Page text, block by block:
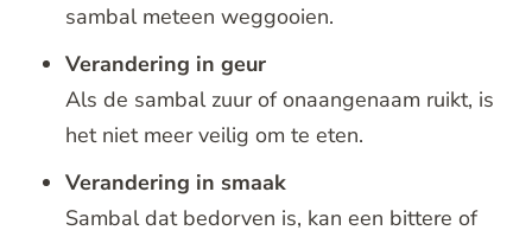
sambal meteen weggooien.
Verandering in geur
Als de sambal zuur of onaangenaam ruikt, is
het niet meer veilig om te eten.
Verandering in smaak
Sambal dat bedorven is, kan een bittere of